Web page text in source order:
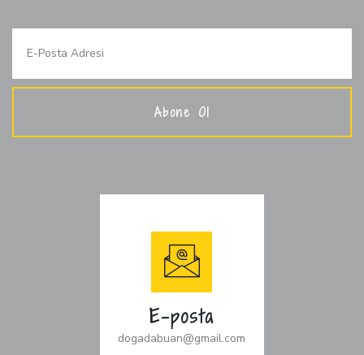
Abone Ol
E-posta
dogadabuan@gmail.com